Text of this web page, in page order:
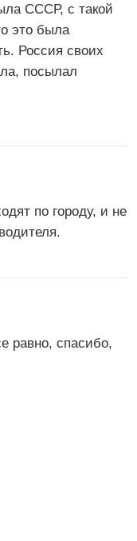
СССР, с такой
это была
Россия своих
посылал
по городу, и не
равно, спасибо,